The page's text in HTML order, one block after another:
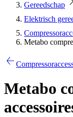
Gereedschap
Elektrisch
Metabo
Metabo